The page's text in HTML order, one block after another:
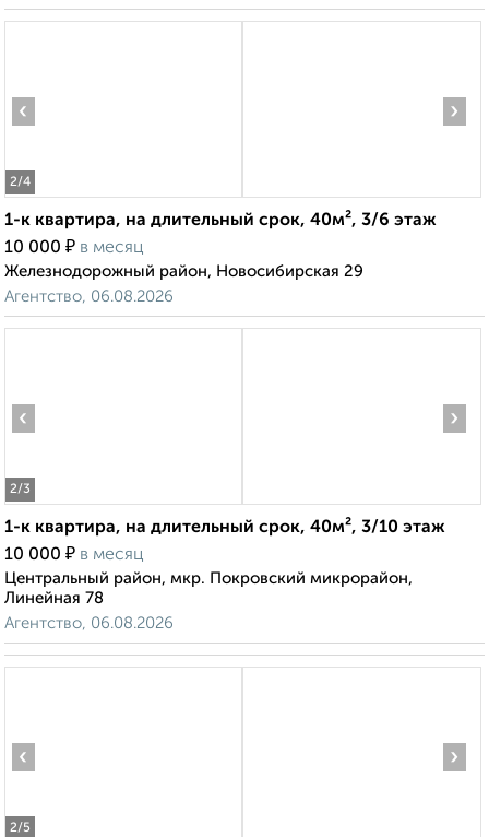
2/4
‹ ›
1-к квартира, на длительный срок, 40м², 3/6 этаж
10 000 ₽ в месяц
Железнодорожный район, Новосибирская 29
Агентство, 06.08.2026
2/3
‹ ›
1-к квартира, на длительный срок, 40м², 3/10 этаж
10 000 ₽ в месяц
Центральный район, мкр. Покровский микрорайон,
Линейная 78
Агентство, 06.08.2026
2/5
‹ ›